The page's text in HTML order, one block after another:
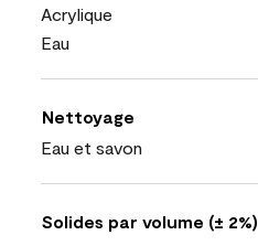
Acrylique
Eau
Nettoyage
Eau et savon
Solides par volume (± 2%)